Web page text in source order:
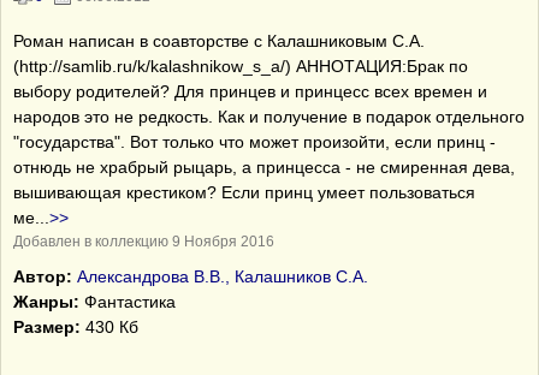
Роман написан в соавторстве с Калашниковым С.А.
(http://samlib.ru/k/kalashnikow_s_a/) АННОТАЦИЯ:Брак по
выбору родителей? Для принцев и принцесс всех времен и
народов это не редкость. Как и получение в подарок отдельного
"государства". Вот только что может произойти, если принц -
отнюдь не храбрый рыцарь, а принцесса - не смиренная дева,
вышивающая крестиком? Если принц умеет пользоваться
ме
>>
Добавлен в коллекцию 9 Ноября 2016
Автор: Александрова В.В., Калашников С.А.
Жанры: Фантастика
Размер: 430 Кб